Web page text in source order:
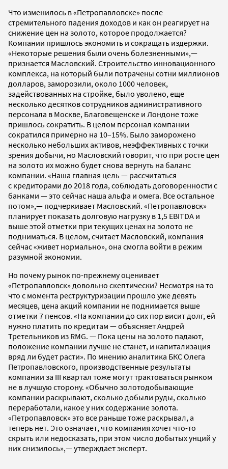
Что изменилось в «Петропавловске» после
стремительного падения доходов и как он реагирует на
снижение цен на золото, которое продолжается?
Компании пришлось экономить и сокращать издержки.
«Некоторые решения были очень болезненными»,—
признается Масловский. Строительство инновационного
комплекса, на который были потрачены сотни миллионов
долларов, заморозили, около 1000 человек,
задействованных на стройке, было уволено, еще
несколько десятков сотрудников административного
персонала в Москве, Благовещенске и Лондоне тоже
пришлось сократить. В целом персонал компании
сократился примерно на 10–15%. Было заморожено
несколько небольших активов, неэффективных с точки
зрения добычи, но Масловский говорит, что при росте цен
на золото их можно будет снова вернуть на баланс
компании. «Наша главная цель — рассчитаться
с кредиторами до 2018 года, соблюдать договоренности с
банками — это сейчас наша альфа и омега. Все остальное
потом»,— подчеркивает Масловский. «Петропавловск»
планирует показать долговую нагрузку в 1,5 EBITDA и
выше этой отметки при текущих ценах на золото не
подниматься. В целом, считает Масловский, компания
сейчас «живет нормально», она смогла войти в режим
разумной экономии.
Но почему рынок по-прежнему оценивает
«Петропавловск» довольно скептически? Несмотря на то
что с момента реструктуризации прошло уже девять
месяцев, цена акций компании не поднимается выше
отметки 7 пенсов. «На компании до сих пор висит долг, ей
нужно платить по кредитам — объясняет Андрей
Третельников из RMG. — Пока цены на золото падают,
положение компании лучше не станет, и капитализация
вряд ли будет расти». По мнению аналитика БКС Олега
Петропавловского, производственные результаты
компании за III квартал тоже могут трактоваться рынком
не в лучшую сторону. «Обычно золотодобывающие
компании раскрывают, сколько добыли руды, сколько
переработали, какое у них содержание золота.
«Петропавловск» это все раньше тоже раскрывал, а
теперь нет. Это означает, что компания хочет что-то
скрыть или недосказать, при этом число добытых унций у
них снизилось»,— утверждает эксперт.